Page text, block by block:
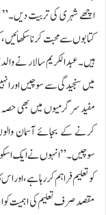
اچھے شہری کی تربیت دیں۔”
کتابوں سے محبت کرنا
ہیں۔ عبدالکریم سالار نے
میں سنجیدگی سے سوچیں اور
مفید سرگرمیوں میں بھی
کرنے کے بجائے آسمان
کو تعلیم فراہم کر رہا ہے، اور
مقصد صرف تعلیم کی اہمیت کو